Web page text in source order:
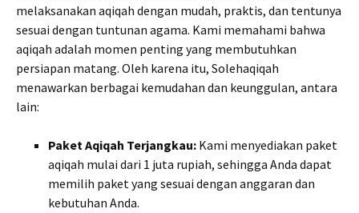
melaksanakan aqiqah dengan mudah, praktis, dan tentunya
sesuai dengan tuntunan agama. Kami memahami bahwa
aqiqah adalah momen penting yang membutuhkan
persiapan matang. Oleh karena itu, Solehaqiqah
menawarkan berbagai kemudahan dan keunggulan, antara
lain:
Paket Aqiqah Terjangkau: Kami menyediakan paket
aqiqah mulai dari 1 juta rupiah, sehingga Anda dapat
memilih paket yang sesuai dengan anggaran dan
kebutuhan Anda.